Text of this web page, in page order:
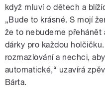
když mluví o dětech a
„Bude to krásné. S mojí
že to nebudeme přehánět
dárky pro každou
rozmazlování a nechci,
automatické,“ uzavírá
Bárta.